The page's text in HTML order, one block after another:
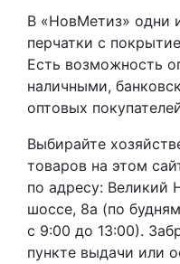
В «НовМетиз» одни
перчатки с
Есть возможность
наличными,
оптовых
Выбирайте
товаров на этом
по адресу: Великий
шоссе, 8а (по
с 9:00 до 13:00).
пункте выдачи или